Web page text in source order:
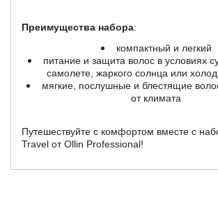
Преимущества набора:
компактный и легкий
питание и защита волос в условиях
самолете, жаркого солнца или
мягкие, послушные и блестящие
от климата
Путешествуйте с комфортом вместе с
Travel от Ollin Professional!